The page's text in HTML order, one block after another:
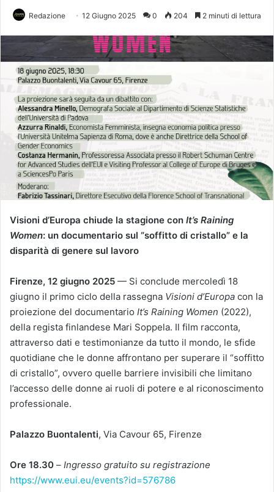
Redazione 12 Giugno 2025 0 204 2 minuti di lettura
Visioni d’Europa chiude la stagione con It’s Raining
Women: un documentario sul “soffitto di cristallo” e la
disparità di genere sul lavoro
Firenze, 12 giugno 2025 — Si conclude mercoledì 18
giugno il primo ciclo della rassegna Visioni d’Europa con la
proiezione del documentario It’s Raining Women (2022),
della regista finlandese Mari Soppela. Il film racconta,
attraverso dati e testimonianze da tutto il mondo, le sfide
quotidiane che le donne affrontano per superare il “soffitto
di cristallo”, ovvero quelle barriere invisibili che limitano
l’accesso delle donne ai ruoli di potere e al riconoscimento
professionale.
Palazzo Buontalenti, Via Cavour 65, Firenze
Ore 18.30 – Ingresso gratuito su registrazione
https://www.eui.eu/events?id=576786